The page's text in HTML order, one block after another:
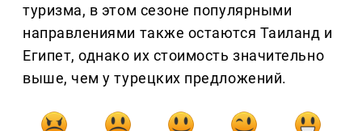
туризма, в этом сезоне популярными
направлениями также остаются Таиланд и
Египет, однако их стоимость значительно
выше, чем у турецких предложений.